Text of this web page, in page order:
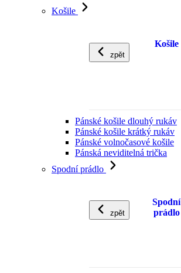
Košile
zpět
Košile
Pánské košile dlouhý rukáv
Pánské košile krátký rukáv
Pánské volnočasové košile
Pánská neviditelná trička
Spodní prádlo
zpět
Spodní
prádlo